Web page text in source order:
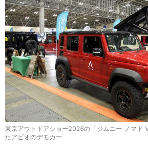
東京アウトドアショー2026の「ジムニー ノマド
たアピオのデモカー